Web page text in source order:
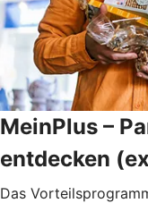
MeinPlus –
entdecken
Das